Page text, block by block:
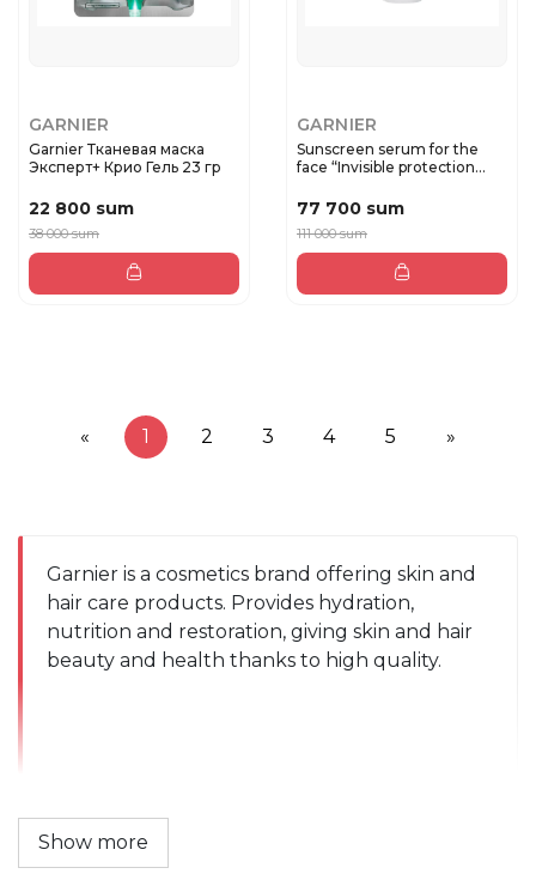
GARNIER
Garnier Тканевая маска
Эксперт+ Крио Гель 23 гр
22 800 sum
38 000 sum
GARNIER
Sunscreen serum for the
face “Invisible protection...
77 700 sum
111 000 sum
« 1 2 3 4 5 »
Garnier is a cosmetics brand offering skin and
hair care products. Provides hydration,
nutrition and restoration, giving skin and hair
beauty and health thanks to high quality.
Show more